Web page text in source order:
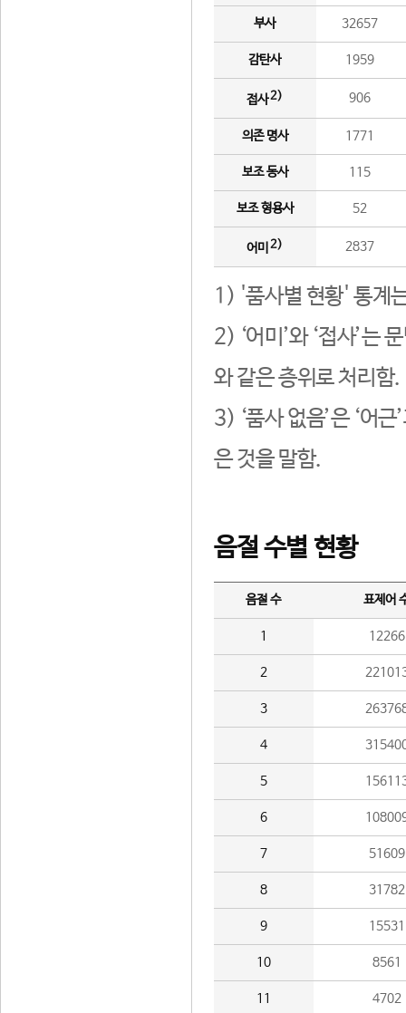
부사 32657
감탄사 1959
접사2) 906
의존 명사 1771
보조 동사 115
보조 형용사 52
어미 2) 2837
1) '품사별 현황' 통계
2) ‘어미’와 ‘접사’는
와 같은 층위로 처리함.
3) ‘품사 없음’은 ‘어
은 것을 말함.
음절 수별 현황
음절 수 표제어
1 12266
2
3
4
5
6
7 51609
8 31782
9 15531
10 8561
11 4702